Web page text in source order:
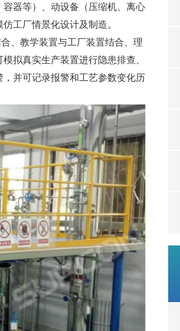
器等）、动设备（压缩机、离心
工厂情景化设计及制造。
、教学装置与工厂装置结合、理
拟真实生产装置进行隐患排查、
并可记录报警和工艺参数变化历